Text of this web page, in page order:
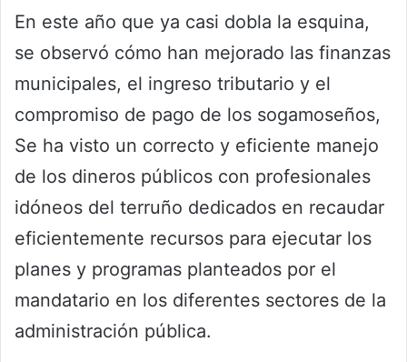
En este año que ya casi dobla la esquina,
se observó cómo han mejorado las finanzas
municipales, el ingreso tributario y el
compromiso de pago de los sogamoseños,
Se ha visto un correcto y eficiente manejo
de los dineros públicos con profesionales
idóneos del terruño dedicados en recaudar
eficientemente recursos para ejecutar los
planes y programas planteados por el
mandatario en los diferentes sectores de la
administración pública.